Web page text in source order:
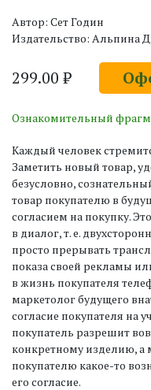
Автор: Сет Годин
Издательство: Альпина
299.00 ₽
Ознакомительный
Каждый человек
Заметить новый товар,
безусловно,
товар покупателю в
согласием на покупку.
в диалог, т. е.
просто прерывать
показа своей рекламы
в жизнь покупателя
маркетолог будущего
согласие покупателя на
покупатель разрешит
конкретному изделию, а
покупателю какое-то
его согласие.